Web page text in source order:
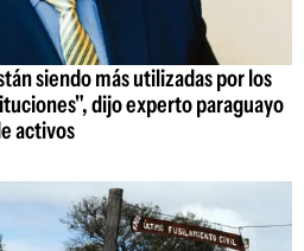
siendo más utilizadas por los
dijo experto paraguayo
activos